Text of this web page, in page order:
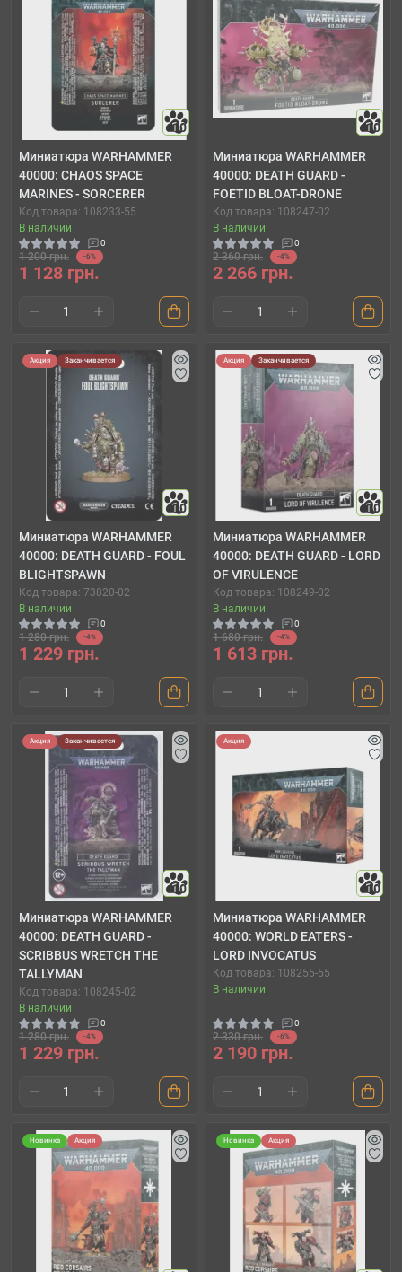
10
Миниатюра WARHAMMER
40000: CHAOS SPACE
MARINES - SORCERER
Код товара: 108233-55
В наличии
0
1 200 грн. -6%
1 128 грн.
10
Миниатюра WARHAMMER
40000: DEATH GUARD -
FOETID BLOAT-DRONE
Код товара: 108247-02
В наличии
0
2 360 грн. -4%
2 266 грн.
Акция Заканчивается
10
Миниатюра WARHAMMER
40000: DEATH GUARD - FOUL
BLIGHTSPAWN
Код товара: 73820-02
В наличии
0
1 280 грн. -4%
1 229 грн.
Акция Заканчивается
10
Миниатюра WARHAMMER
40000: DEATH GUARD - LORD
OF VIRULENCE
Код товара: 108249-02
В наличии
0
1 680 грн. -4%
1 613 грн.
Акция Заканчивается
10
Миниатюра WARHAMMER
40000: DEATH GUARD -
SCRIBBUS WRETCH THE
TALLYMAN
Код товара: 108245-02
В наличии
0
1 280 грн. -4%
1 229 грн.
Акция
10
Миниатюра WARHAMMER
40000: WORLD EATERS -
LORD INVOCATUS
Код товара: 108255-55
В наличии
0
2 330 грн. -6%
2 190 грн.
Новинка Акция Новинка Акция